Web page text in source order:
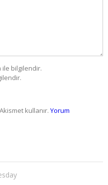
bilgilendir.
kullanır. Yorum